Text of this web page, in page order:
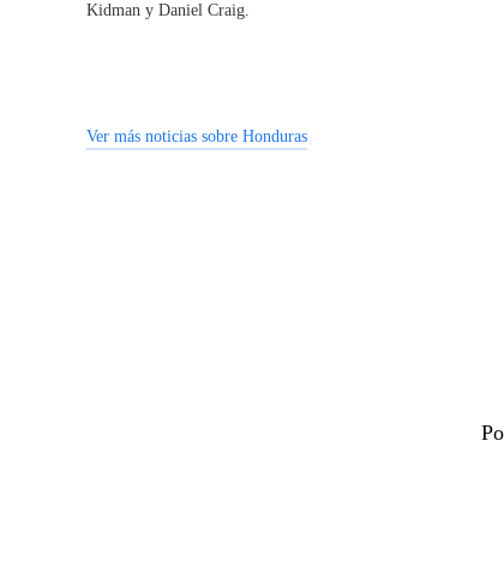
Kidman y Daniel Craig.
Ver más noticias sobre Honduras